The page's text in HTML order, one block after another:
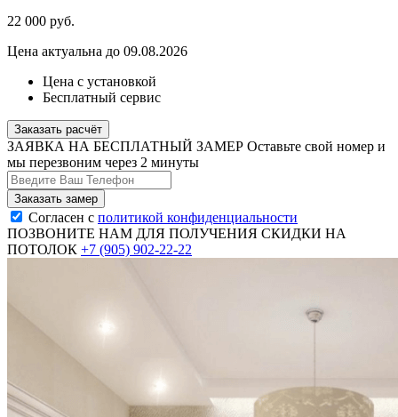
22 000 руб.
Цена актуальна до 09.08.2026
Цена с установкой
Бесплатный сервис
Заказать расчёт
ЗАЯВКА НА БЕСПЛАТНЫЙ ЗАМЕР Оставьте свой номер и
мы перезвоним через 2 минуты
Согласен с политикой конфиденциальности
ПОЗВОНИТЕ НАМ ДЛЯ ПОЛУЧЕНИЯ СКИДКИ НА
ПОТОЛОК +7 (905) 902-22-22